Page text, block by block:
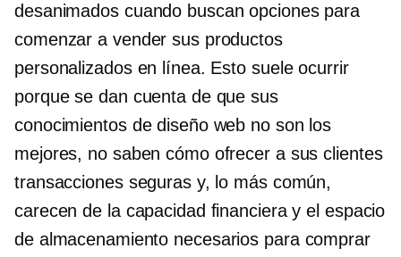
desanimados cuando buscan opciones para
comenzar a vender sus productos
personalizados en línea. Esto suele ocurrir
porque se dan cuenta de que sus
conocimientos de diseño web no son los
mejores, no saben cómo ofrecer a sus clientes
transacciones seguras y, lo más común,
carecen de la capacidad financiera y el espacio
de almacenamiento necesarios para comprar